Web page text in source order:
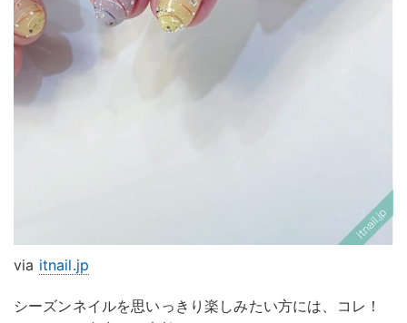
via itnail.jp
シーズンネイルを思いっきり楽しみたい方には、コレ！